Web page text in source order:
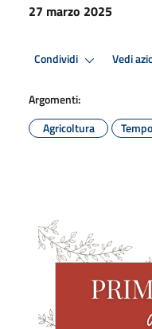
27 marzo 2025
Condividi Vedi
Argomenti:
Agricoltura